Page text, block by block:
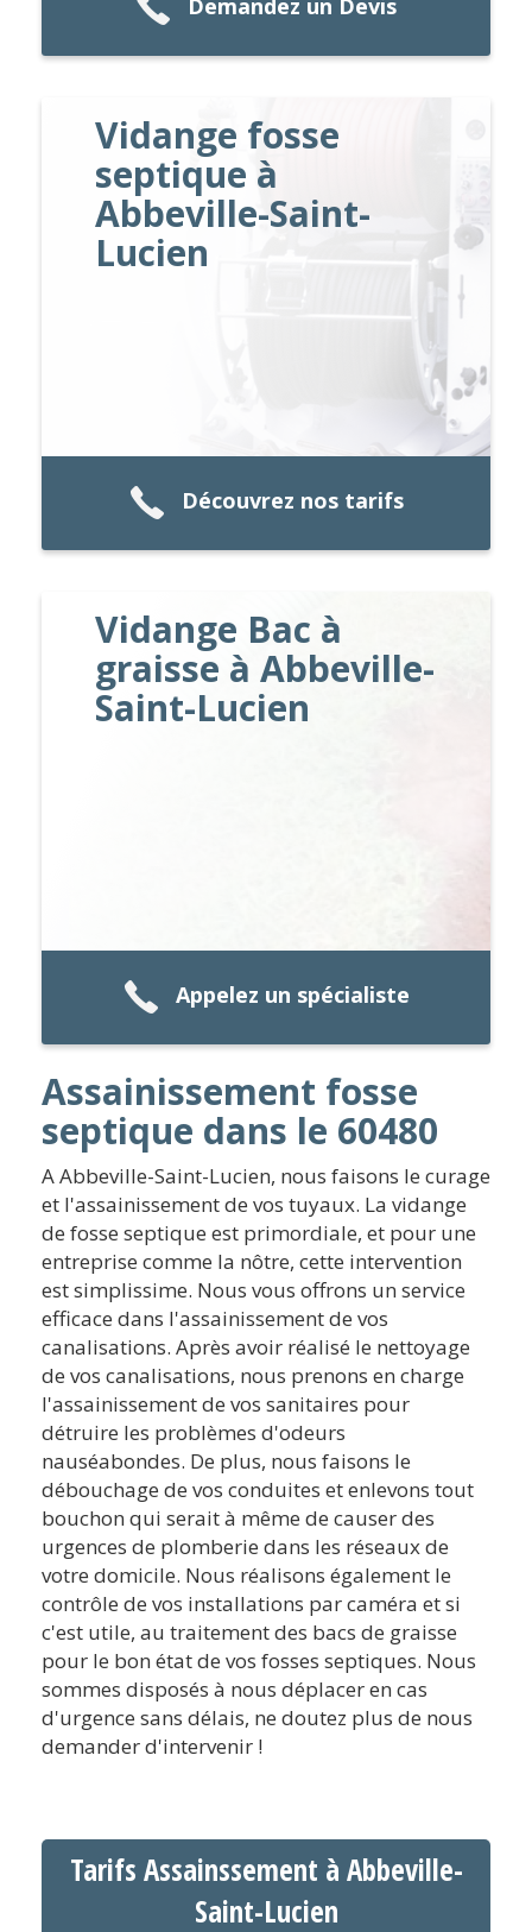
Demandez un Devis
Vidange fosse
septique à
Abbeville-Saint-
Lucien
Découvrez nos tarifs
Vidange Bac à
graisse à Abbeville-
Saint-Lucien
Appelez un spécialiste
Assainissement fosse
septique dans le 60480
A Abbeville-Saint-Lucien, nous faisons le curage
et l'assainissement de vos tuyaux. La vidange
de fosse septique est primordiale, et pour une
entreprise comme la nôtre, cette intervention
est simplissime. Nous vous offrons un service
efficace dans l'assainissement de vos
canalisations. Après avoir réalisé le nettoyage
de vos canalisations, nous prenons en charge
l'assainissement de vos sanitaires pour
détruire les problèmes d'odeurs
nauséabondes. De plus, nous faisons le
débouchage de vos conduites et enlevons tout
bouchon qui serait à même de causer des
urgences de plomberie dans les réseaux de
votre domicile. Nous réalisons également le
contrôle de vos installations par caméra et si
c'est utile, au traitement des bacs de graisse
pour le bon état de vos fosses septiques. Nous
sommes disposés à nous déplacer en cas
d'urgence sans délais, ne doutez plus de nous
demander d'intervenir !
Tarifs Assainssement à Abbeville-
Saint-Lucien